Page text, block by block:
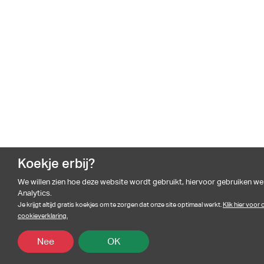
Koekje erbij?
We willen zien hoe deze website wordt gebruikt, hiervoor gebruiken
Analytics.
Je krijgt altijd gratis koekjes om te zorgen dat onze site optimaal werkt.Klik hier voor
cookieverklaring.
Nee OK